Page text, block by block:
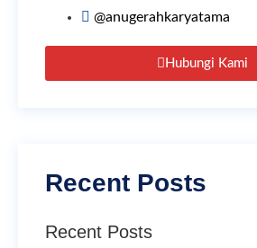
@anugerahkaryatama
Hubungi Kami
Recent Posts
Recent Posts